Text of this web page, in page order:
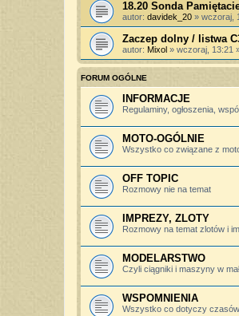
18.20 Sonda
autor: davidek_20 » wczoraj,
Zaczep dolny / listwa
autor: Mixol » wczoraj, 13:21
FORUM OGÓLNE
INFORMACJE
Regulaminy, ogłoszenia,
MOTO-OGÓLNIE
Wszystko co związane z
OFF TOPIC
Rozmowy nie na temat
IMPREZY, ZLOTY
Rozmowy na temat zlotów i
MODELARSTWO
Czyli ciągniki i maszyny w
WSPOMNIENIA
Wszystko co dotyczy